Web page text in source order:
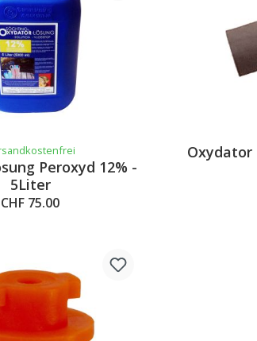
Peroxyd 12% -
5Liter
CHF 75.00
Oxydator